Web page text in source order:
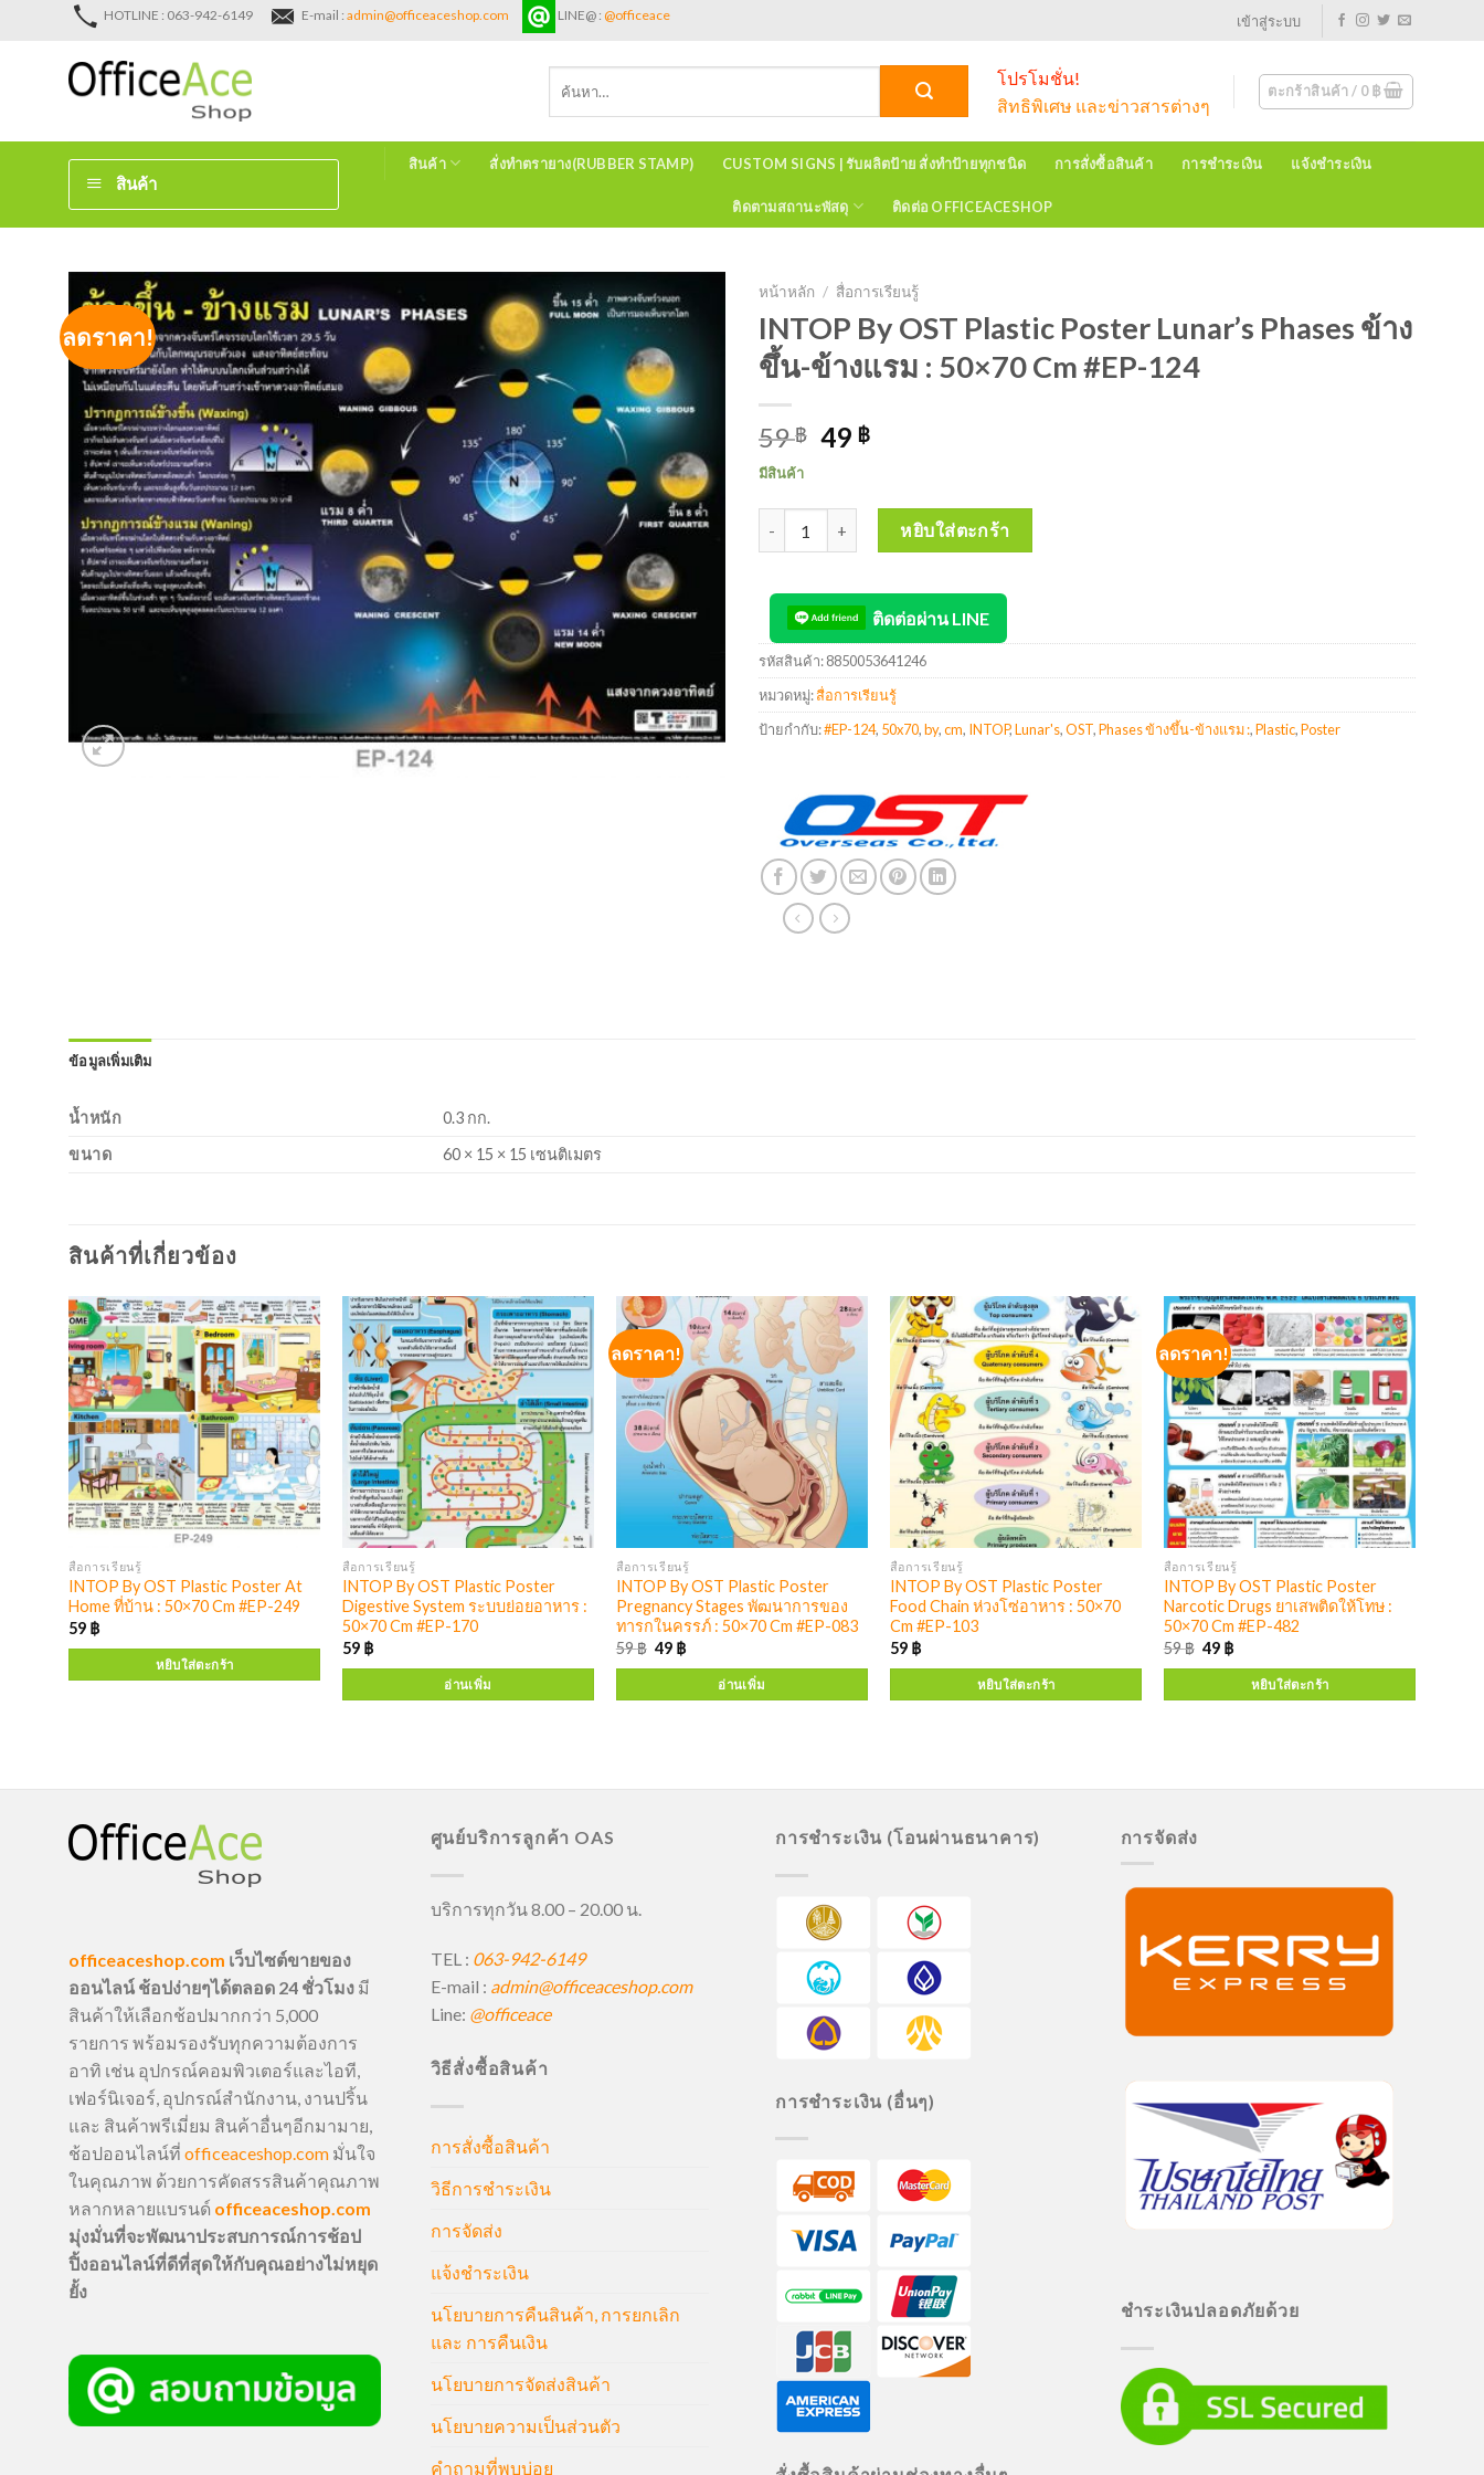
HOTLINE : 063-942-6149 E-mail : admin@officeaceshop.com LINE@ : @officeace เข้าสู่ระบบ
โปรโมชั่น!
สิทธิพิเศษ และข่าวสารต่างๆ
ตะกร้าสินค้า / 0฿
สินค้า
สินค้า สั่งทำตรายาง(RUBBER STAMP) CUSTOM SIGNS | รับผลิตป้าย สั่งทำป้ายทุกชนิด การสั่งซื้อสินค้า การชำระเงิน แจ้งชำระเงิน
ติดตามสถานะพัสดุ ติดต่อ OFFICEACESHOP
ลดราคา!
หน้าหลัก / สื่อการเรียนรู้
INTOP By OST Plastic Poster Lunar’s Phases ข้าง
ขึ้น-ข้างแรม : 50×70 Cm #EP-124
59฿ 49 ฿
มีสินค้า
จำนวน INTOP By OST Plastic Poster Lunar's Phases ข้างขึ้น-ข้างแรม : 50x70 Cm #EP-124 ชิ้น
หยิบใส่ตะกร้า
ติดต่อผ่าน LINE
รหัสสินค้า:8850053641246
หมวดหมู่:สื่อการเรียนรู้
ป้ายกำกับ:#EP-124, 50x70,by,cm, INTOP,Lunar's,OST,Phases ข้างขึ้น-ข้างแรม :,Plastic,Poster
ข้อมูลเพิ่มเติม
น้ำหนัก
0.3 กก.
ขนาด
60 × 15 × 15 เซนติเมตร
สินค้าที่เกี่ยวข้อง
สื่อการเรียนรู้
INTOP By OST Plastic Poster At
Home ที่บ้าน : 50×70 Cm #EP-249
59 ฿
หยิบใส่ตะกร้า
สื่อการเรียนรู้
INTOP By OST Plastic Poster
Digestive System ระบบย่อยอาหาร :
50×70 Cm #EP-170
59 ฿
อ่านเพิ่ม
ลดราคา!
สื่อการเรียนรู้
INTOP By OST Plastic Poster
Pregnancy Stages พัฒนาการของ
ทารกในครรภ์ : 50×70 Cm #EP-083
59฿ 49 ฿
อ่านเพิ่ม
สื่อการเรียนรู้
INTOP By OST Plastic Poster
Food Chain ห่วงโซ่อาหาร : 50×70
Cm #EP-103
59 ฿
หยิบใส่ตะกร้า
ลดราคา!
สื่อการเรียนรู้
INTOP By OST Plastic Poster
Narcotic Drugs ยาเสพติดให้โทษ :
50×70 Cm #EP-482
59฿ 49 ฿
หยิบใส่ตะกร้า
officeaceshop.com เว็บไซต์ขายของ
ออนไลน์ ช้อปง่ายๆได้ตลอด 24 ชั่วโมง มี
สินค้าให้เลือกช้อปมากกว่า 5,000
รายการ พร้อมรองรับทุกความต้องการ
อาทิ เช่น อุปกรณ์คอมพิวเตอร์และไอที,
เฟอร์นิเจอร์, อุปกรณ์สำนักงาน, งานปริ้น
และ สินค้าพรีเมี่ยม สินค้าอื่นๆอีกมามาย,
ช้อปออนไลน์ที่ officeaceshop.com มั่นใจ
ในคุณภาพ ด้วยการคัดสรรสินค้าคุณภาพ
หลากหลายแบรนด์ officeaceshop.com
มุ่งมั่นที่จะพัฒนาประสบการณ์การช้อป
ปิ้งออนไลน์ที่ดีที่สุดให้กับคุณอย่างไม่หยุด
ยั้ง
ศูนย์บริการลูกค้า OAS
บริการทุกวัน 8.00 – 20.00 น.
TEL : 063-942-6149
E-mail : admin@officeaceshop.com
Line: @officeace
วิธีสั่งซื้อสินค้า
การสั่งซื้อสินค้า
วิธีการชำระเงิน
การจัดส่ง
แจ้งชำระเงิน
นโยบายการคืนสินค้า, การยกเลิก
และ การคืนเงิน
นโยบายการจัดส่งสินค้า
นโยบายความเป็นส่วนตัว
คำถามที่พบบ่อย
การชำระเงิน (โอนผ่านธนาคาร)
การชำระเงิน (อื่นๆ)
การจัดส่ง
ชำระเงินปลอดภัยด้วย